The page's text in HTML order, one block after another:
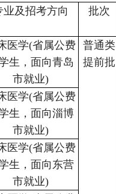
业及招考方向 批次
医学(省属公费
生，面向青岛
市就业)
普通类
提前批
医学(省属公费
生，面向淄博
市就业)
医学(省属公费
生，面向东营
市就业)